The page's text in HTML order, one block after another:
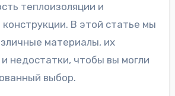
теплоизоляции и
конструкции. В этой статье мы
материалы, их
недостатки, чтобы вы могли
выбор.